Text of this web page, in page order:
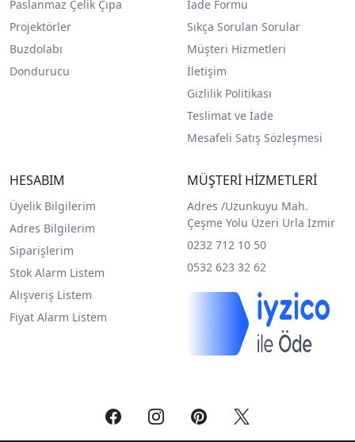
Paslanmaz Çelik Çıpa
Projektörler
Buzdolabı
Dondurucu
İade Formu
Sıkça Sorulan Sorular
Müşteri Hizmetleri
İletişim
Gizlilik Politikası
Teslimat ve İade
Mesafeli Satış Sözleşmesi
HESABIM
Üyelik Bilgilerim
Adres Bilgilerim
Siparişlerim
Stok Alarm Listem
Alışveriş Listem
Fiyat Alarm Listem
MÜŞTERİ HİZMETLERİ
Adres /Uzunkuyu Mah.
Çeşme Yolu Üzeri Urla İzmir
0232 712 10 50
0532 623 32 62